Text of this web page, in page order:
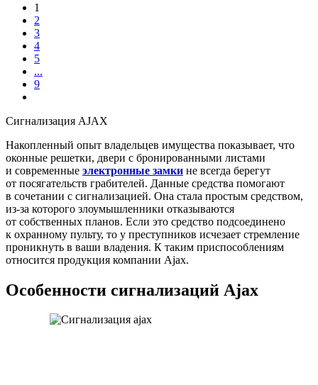
1
2
3
4
5
...
9
Сигнализация AJAX
Накопленный опыт владельцев имущества показывает, что
оконные решетки, двери с бронированными листами
и современные электронные замки не всегда берегут
от посягательств грабителей. Данные средства помогают
в сочетании с сигнализацией. Она стала простым средством,
из-за которого злоумышленники отказываются
от собственных планов. Если это средство подсоединено
к охранному пульту, то у преступников исчезает стремление
проникнуть в ваши владения. К таким приспособлениям
относится продукция компании Ajax.
Особенности сигнализаций Ajax